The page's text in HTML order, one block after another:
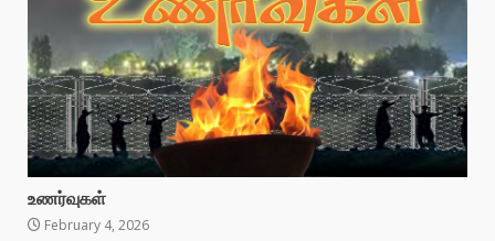
உணர்வுகள்
February 4, 2026